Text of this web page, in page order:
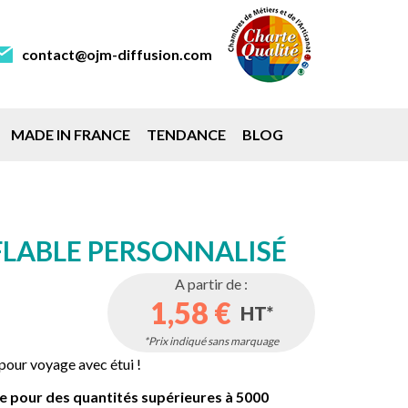
contact@ojm-diffusion.com
MADE IN FRANCE TENDANCE BLOG
PERSONNALISÉ
A partir de :
1,58 € HT*
*Prix indiqué sans marquage
voyage avec étui !
pour des quantités supérieures à 5000